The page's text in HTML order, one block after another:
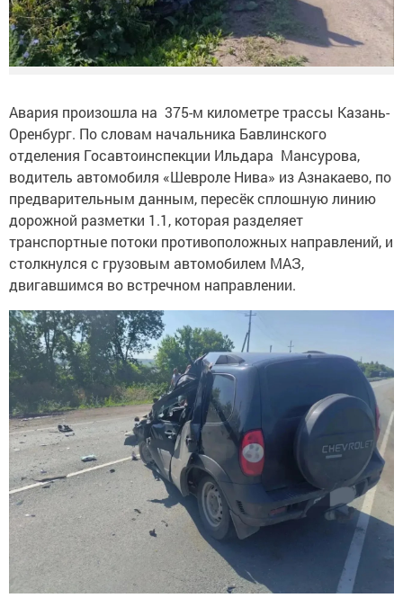
Авария произошла на 375-м километре трассы Казань-
Оренбург. По словам начальника Бавлинского
отделения Госавтоинспекции Ильдара Мансурова,
водитель автомобиля «Шевроле Нива» из Азнакаево, по
предварительным данным, пересёк сплошную линию
дорожной разметки 1.1, которая разделяет
транспортные потоки противоположных направлений, и
столкнулся с грузовым автомобилем МАЗ,
двигавшимся во встречном направлении.